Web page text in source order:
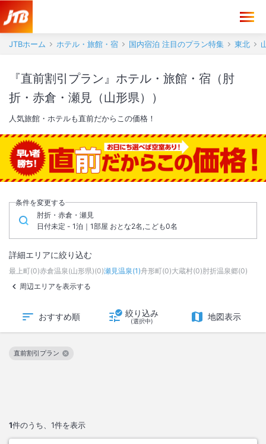
JTBホーム ホテル・旅館・宿 国内宿泊 注目のプラン特集 東北
『直前割引プラン』ホテル・旅館・宿（肘
折・赤倉・瀬見（山形県））
人気旅館・ホテルも直前だからこの価格！
条件を変更する
肘折・赤倉・瀬見
日付未定 - 1泊｜1部屋 おとな2名,こども0名
詳細エリアに絞り込む
最上町(0)赤倉温泉(山形県)(0)瀬見温泉(1)舟形町(0)大蔵村(0)肘折温泉郷(0)
周辺エリアを表示する
おすすめ順 絞り込み
(選択中) 地図表示
1件のうち、 1件を表示
直前割引プラン
この絞り込み条件を解除